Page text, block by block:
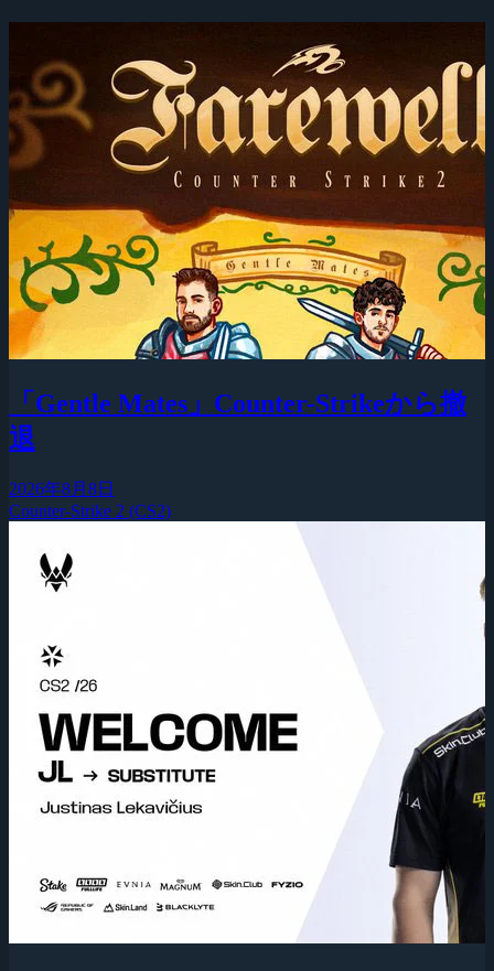
「Gentle Mates」Counter-Strikeから撤
退
2026年8月8日
Counter-Strike 2 (CS2)